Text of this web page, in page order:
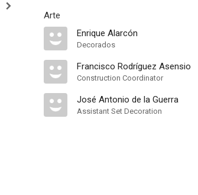
Arte
Enrique Alarcón
Decorados
Francisco Rodríguez Asensio
Construction Coordinator
José Antonio de la Guerra
Assistant Set Decoration